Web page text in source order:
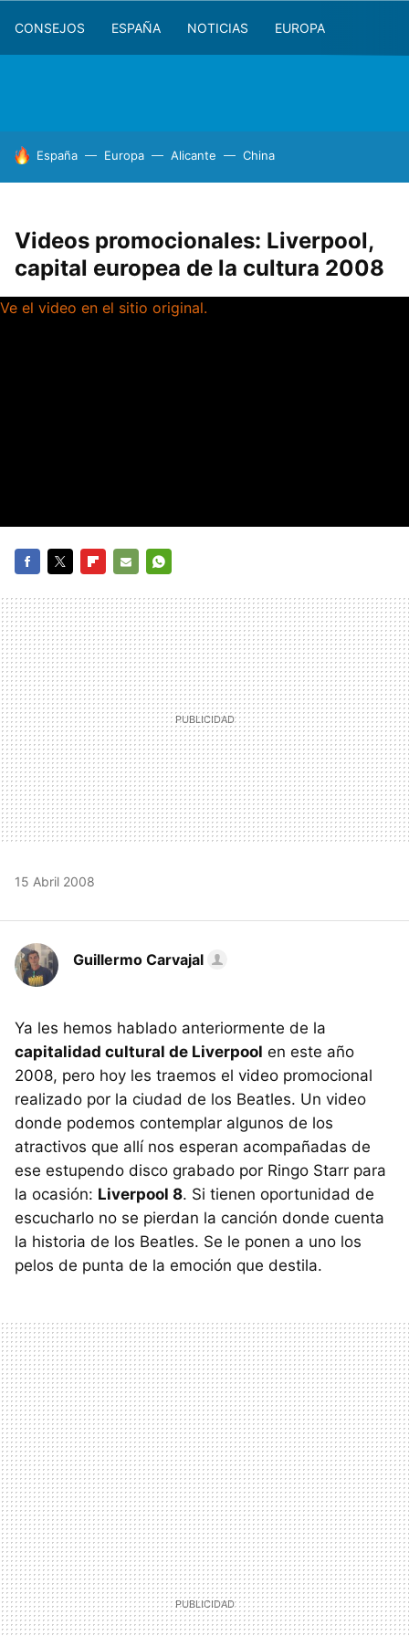
CONSEJOS ESPAÑA NOTICIAS EUROPA
HOY SE HABLA DE
España Europa Alicante China
Videos promocionales: Liverpool,
capital europea de la cultura 2008
Ve el video en el sitio original.
MAIL
15 Abril 2008
Guillermo Carvajal
Ya les hemos hablado anteriormente de la
capitalidad cultural de Liverpool en este año
2008, pero hoy les traemos el video promocional
realizado por la ciudad de los Beatles. Un video
donde podemos contemplar algunos de los
atractivos que allí nos esperan acompañadas de
ese estupendo disco grabado por Ringo Starr para
la ocasión: Liverpool 8. Si tienen oportunidad de
escucharlo no se pierdan la canción donde cuenta
la historia de los Beatles. Se le ponen a uno los
pelos de punta de la emoción que destila.